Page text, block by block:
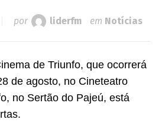
por liderfm em Notícias
de Triunfo, que ocorrerá
de agosto, no Cineteatro
no Sertão do Pajeú, está